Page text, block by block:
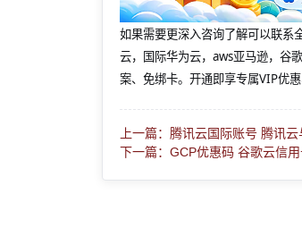
如果需要更深入咨询了解可以联系
云，国际华为云，aws亚马逊，谷
案、免绑卡。开通即享专属VIP优
上一篇：腾讯云国际账号 腾讯
下一篇：GCP优惠码 谷歌云信